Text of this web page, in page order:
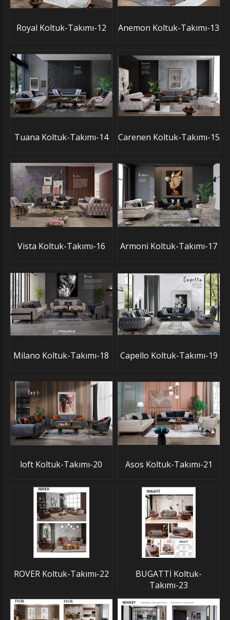
Royal Koltuk-Takımı-12 Anemon Koltuk-Takımı-13
Tuana Koltuk-Takımı-14 Carenen Koltuk-Takımı-15
Vista Koltuk-Takımı-16 Armoni Koltuk-Takımı-17
Milano Koltuk-Takımı-18 Capello Koltuk-Takımı-19
loft Koltuk-Takımı-20 Asos Koltuk-Takımı-21
ROVER Koltuk-Takımı-22
BUGATTİ Koltuk-
Takımı-23